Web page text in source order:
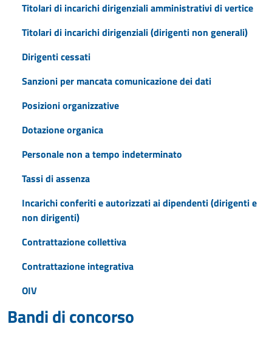
Titolari di incarichi dirigenziali amministrativi di vertice
Titolari di incarichi dirigenziali (dirigenti non generali)
Dirigenti cessati
Sanzioni per mancata comunicazione dei dati
Posizioni organizzative
Dotazione organica
Personale non a tempo indeterminato
Tassi di assenza
Incarichi conferiti e autorizzati ai dipendenti (dirigenti e
non dirigenti)
Contrattazione collettiva
Contrattazione integrativa
OIV
Bandi di concorso